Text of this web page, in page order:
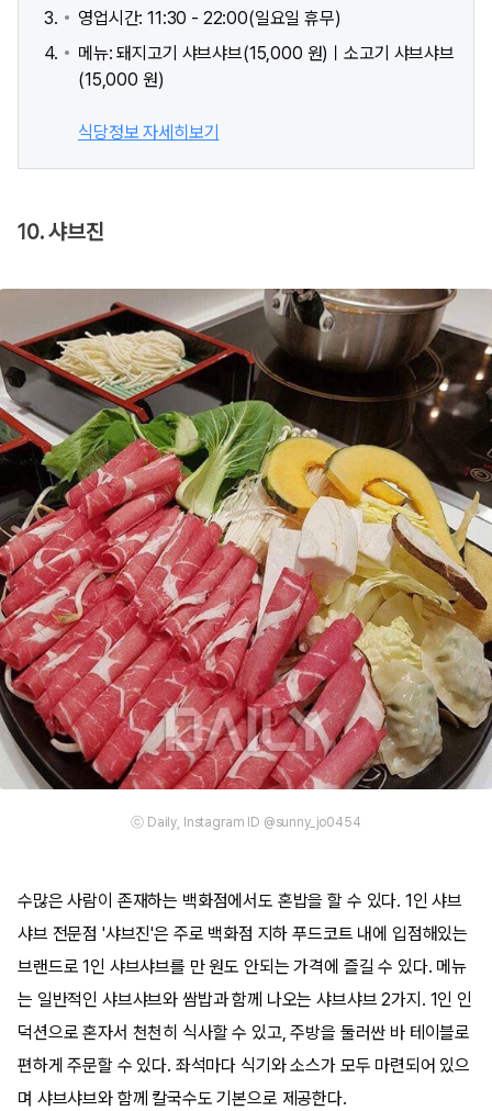
영업시간: 11:30 - 22:00(일요일 휴무)
메뉴: 돼지고기 샤브샤브(15,000 원)ㅣ소고기 샤브샤브
(15,000 원)
식당정보 자세히보기
10. 샤브진
ⓒ Daily, Instagram ID @sunny_jo0454
수많은 사람이 존재하는 백화점에서도 혼밥을 할 수 있다. 1인 샤브
샤브 전문점 '샤브진'은 주로 백화점 지하 푸드코트 내에 입점해있는
브랜드로 1인 샤브샤브를 만 원도 안되는 가격에 즐길 수 있다. 메뉴
는 일반적인 샤브샤브와 쌈밥과 함께 나오는 샤브샤브 2가지. 1인 인
덕션으로 혼자서 천천히 식사할 수 있고, 주방을 둘러싼 바 테이블로
편하게 주문할 수 있다. 좌석마다 식기와 소스가 모두 마련되어 있으
며 샤브샤브와 함께 칼국수도 기본으로 제공한다.